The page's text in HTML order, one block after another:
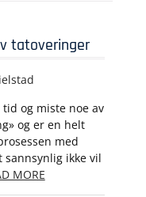
tatoveringer
og miste noe av
og er en helt
med
sannsynlig ikke vil
MORE